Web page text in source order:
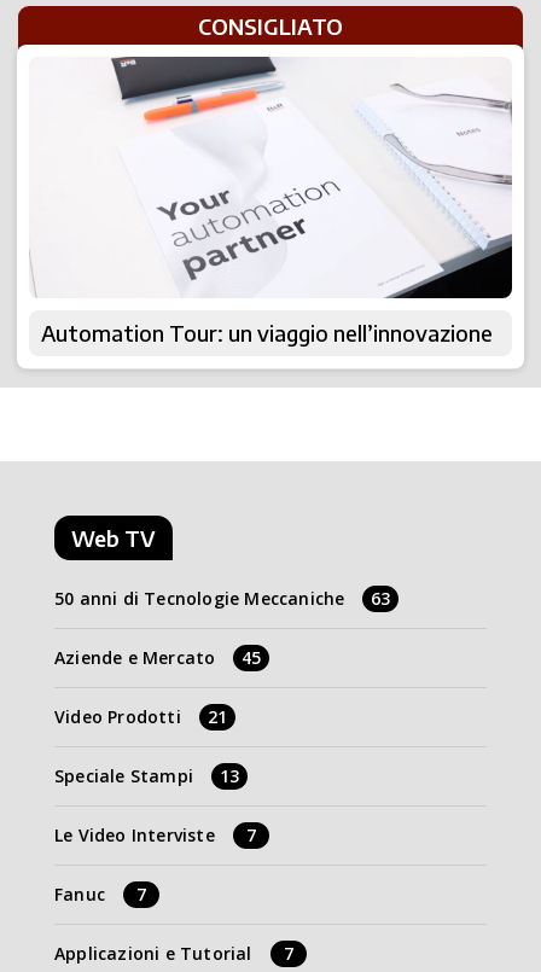
CONSIGLIATO
Automation Tour: un viaggio nell’innovazione
Web TV
50 anni di Tecnologie Meccaniche 63
Aziende e Mercato 45
Video Prodotti 21
Speciale Stampi 13
Le Video Interviste 7
Fanuc 7
Applicazioni e Tutorial 7